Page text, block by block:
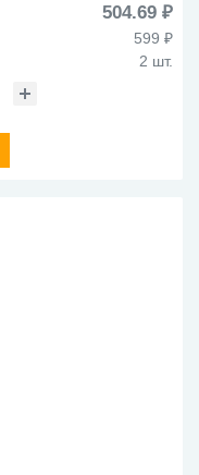
504.69 ₽
599 ₽
2 шт.